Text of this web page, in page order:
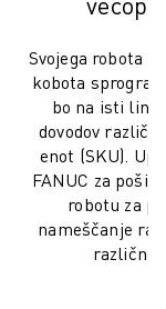
Svojega robota
kobota
bo na isti liniji
dovodov
enot (SKU).
FANUC za
robotu za
nameščanje
različne